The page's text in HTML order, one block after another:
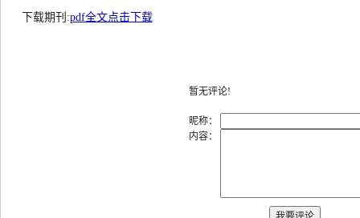
下载期刊:pdf全文点击下载
暂无评论!
昵称：
内容：